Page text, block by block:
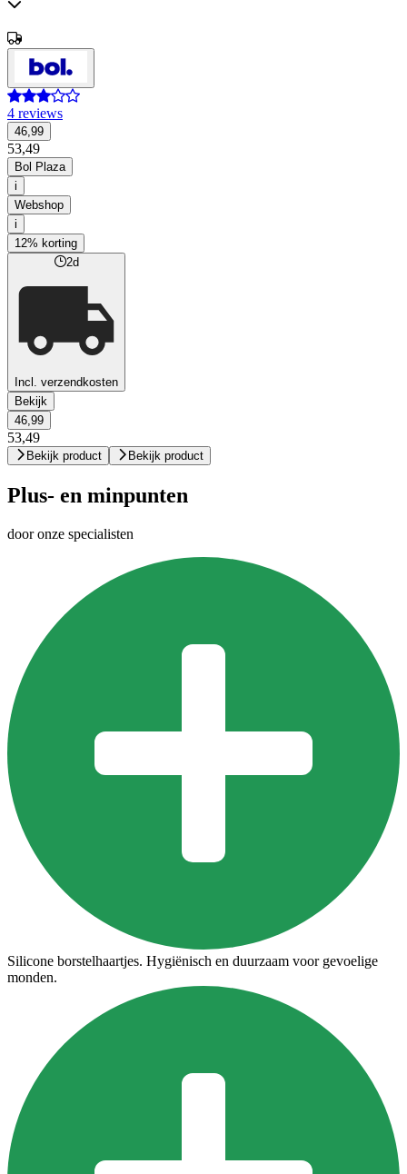
4 reviews
46,99
53,49
Bol Plaza
i
Webshop
i
12% korting
2d
Incl. verzendkosten
Bekijk
46,99
53,49
Bekijk product Bekijk product
Plus- en minpunten
door onze specialisten
Silicone borstelhaartjes. Hygiënisch en duurzaam voor gevoelige
monden.